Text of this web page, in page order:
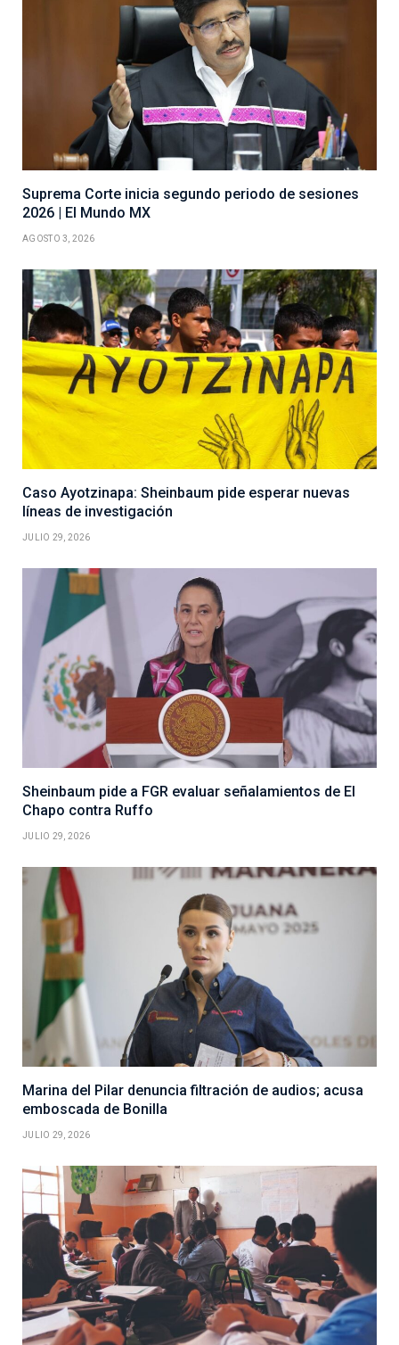
Suprema Corte inicia segundo periodo de sesiones
2026 | El Mundo MX
AGOSTO 3, 2026
Caso Ayotzinapa: Sheinbaum pide esperar nuevas
líneas de investigación
JULIO 29, 2026
Sheinbaum pide a FGR evaluar señalamientos de El
Chapo contra Ruffo
JULIO 29, 2026
Marina del Pilar denuncia filtración de audios; acusa
emboscada de Bonilla
JULIO 29, 2026